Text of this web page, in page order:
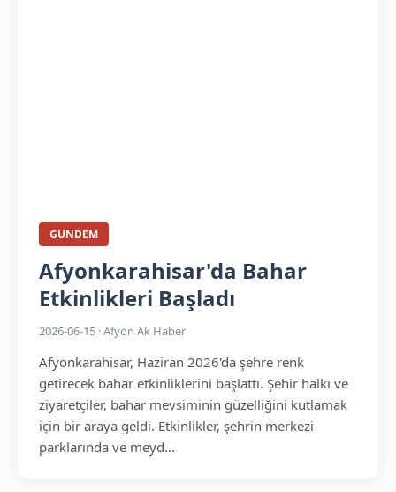
GUNDEM
Afyonkarahisar'da Bahar
Etkinlikleri Başladı
2026-06-15 · Afyon Ak Haber
Afyonkarahisar, Haziran 2026'da şehre renk
getirecek bahar etkinliklerini başlattı. Şehir halkı ve
ziyaretçiler, bahar mevsiminin güzelliğini kutlamak
için bir araya geldi. Etkinlikler, şehrin merkezi
parklarında ve meyd...